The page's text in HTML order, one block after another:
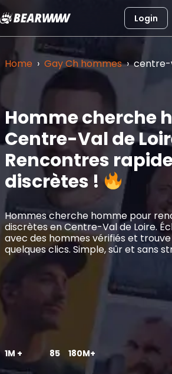
Aller
au
contenu
Login
Home › Gay Ch hommes ›
Homme cherche
Centre-Val de
Rencontres
discrètes !
Hommes cherche homme pour
discrètes en Centre-Val de Loire.
avec des hommes vérifiés et
quelques clics. Simple, sûr et sans
1M + 85 180M+